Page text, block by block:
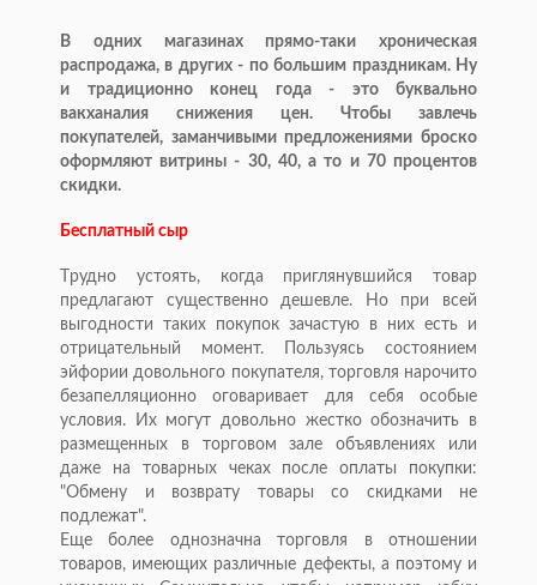
В одних магазинах прямо-таки хроническая
распродажа, в других - по большим праздникам. Ну
и традиционно конец года - это буквально
вакханалия снижения цен. Чтобы завлечь
покупателей, заманчивыми предложениями броско
оформляют витрины - 30, 40, а то и 70 процентов
скидки.
Бесплатный сыр
Tрудно устоять, когда приглянувшийся товар
предлагают существенно дешевле. Но при всей
выгодности таких покупок зачастую в них есть и
отрицательный момент. Пользуясь состоянием
эйфории довольного покупателя, торговля нарочито
безапелляционно оговаривает для себя особые
условия. Их могут довольно жестко обозначить в
размещенных в торговом зале объявлениях или
даже на товарных чеках после оплаты покупки:
"Обмену и возврату товары со скидками не
подлежат".
Еще более однозначна торговля в отношении
товаров, имеющих различные дефекты, а поэтому и